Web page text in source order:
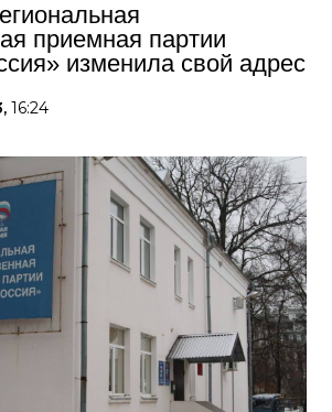
приемная партии
изменила свой адрес
16:24